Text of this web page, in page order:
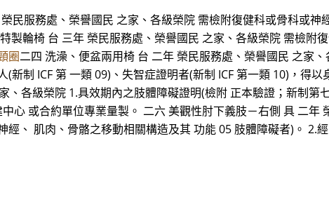
民服務處、榮譽國民 之家、各級榮院 需檢附復健科或骨科或
製輪椅 台 三年 榮民服務處、榮譽國民 之家、各級榮院 需檢附
圈二四 洗澡、便盆兩用椅 台 二年 榮民服務處、榮譽國民 之家
(新制 ICF 第 一類 09)、失智症證明者(新制 ICF 第一類 10)，得
、各級榮院 1.具效期內之肢體障礙證明(檢附 正本驗證；新制
心 或合約單位專業量製。 二六 美觀性肘下義肢－右側 具 二
經、 肌肉、骨骼之移動相關構造及其 功能 05 肢體障礙者)。 2.